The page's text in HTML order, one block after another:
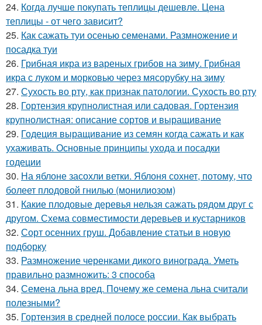
24. Когда лучше покупать теплицы дешевле. Цена
теплицы - от чего зависит?
25. Как сажать туи осенью семенами. Размножение и
посадка туи
26. Грибная икра из вареных грибов на зиму. Грибная
икра с луком и морковью через мясорубку на зиму
27. Сухость во рту, как признак патологии. Сухость во рту
28. Гортензия крупнолистная или садовая. Гортензия
крупнолистная: описание сортов и выращивание
29. Годеция выращивание из семян когда сажать и как
ухаживать. Основные принципы ухода и посадки
годеции
30. На яблоне засохли ветки. Яблоня сохнет, потому, что
болеет плодовой гнилью (монилиозом)
31. Какие плодовые деревья нельзя сажать рядом друг с
другом. Схема совместимости деревьев и кустарников
32. Сорт осенних груш. Добавление статьи в новую
подборку
33. Размножение черенками дикого винограда. Уметь
правильно размножить: 3 способа
34. Семена льна вред. Почему же семена льна считали
полезными?
35. Гортензия в средней полосе россии. Как выбрать